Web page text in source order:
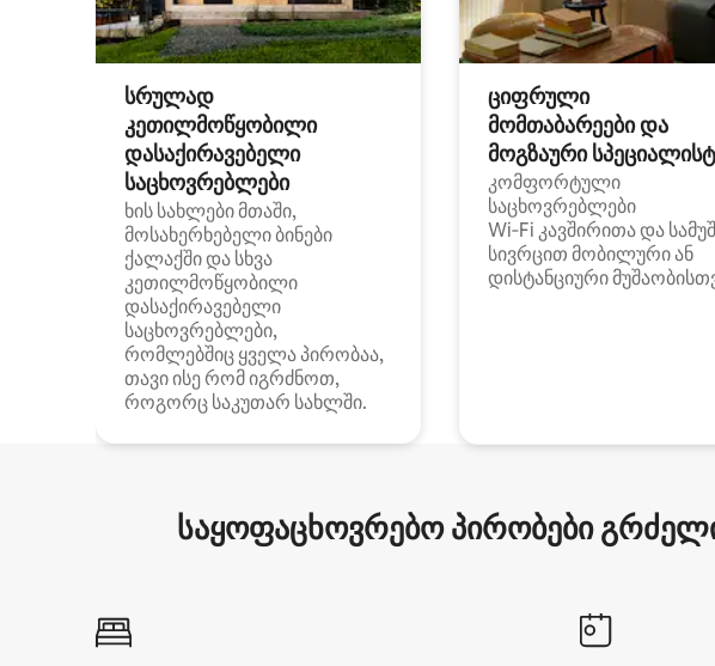
სრულად
კეთილმოწყობილი
დასაქირავებელი
საცხოვრებლები
ხის სახლები მთაში,
მოსახერხებელი ბინები
ქალაქში და სხვა
კეთილმოწყობილი
დასაქირავებელი
საცხოვრებლები,
რომლებშიც ყველა პირობაა,
თავი ისე რომ იგრძნოთ,
როგორც საკუთარ სახლში.
ციფრული
მომთაბარეები და
მოგზაური
კომფორტული
საცხოვრებლები
Wi‑Fi კავშირითა და
სივრცით მობილური ან
დისტანციური
საყოფაცხოვრებო პირობები